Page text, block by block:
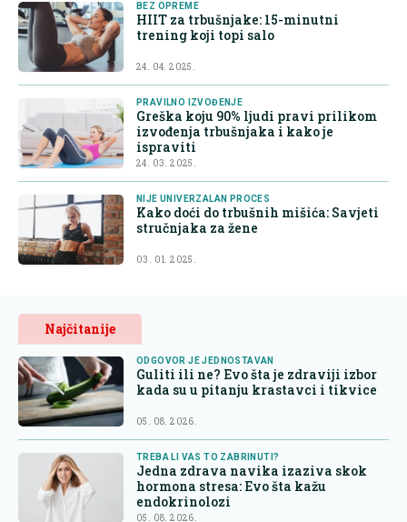
BEZ OPREME
HIIT za trbušnjake: 15-minutni
trening koji topi salo
24. 04. 2025.
PRAVILNO IZVOĐENJE
Greška koju 90% ljudi pravi prilikom
izvođenja trbušnjaka i kako je
ispraviti
24. 03. 2025.
NIJE UNIVERZALAN PROCES
Kako doći do trbušnih mišića: Savjeti
stručnjaka za žene
03. 01. 2025.
Najčitanije
ODGOVOR JE JEDNOSTAVAN
Guliti ili ne? Evo šta je zdraviji izbor
kada su u pitanju krastavci i tikvice
05. 08. 2026.
TREBA LI VAS TO ZABRINUTI?
Jedna zdrava navika izaziva skok
hormona stresa: Evo šta kažu
endokrinolozi
05. 08. 2026.